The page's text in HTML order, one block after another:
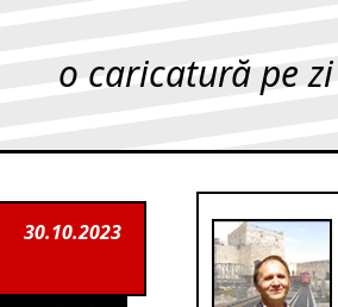
o caricatură pe
30.10.2023